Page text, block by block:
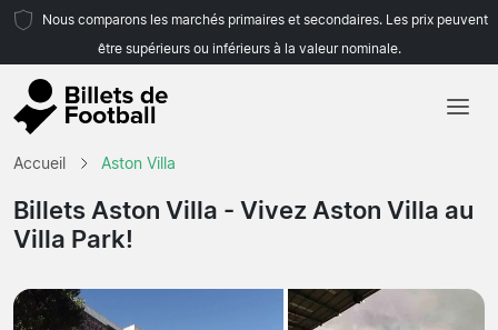
Nous comparons les marchés primaires et secondaires. Les prix peuvent
être supérieurs ou inférieurs à la valeur nominale.
Équipes
Accueil Aston Villa
Billets Aston Villa - Vivez Aston Villa au
Villa Park!